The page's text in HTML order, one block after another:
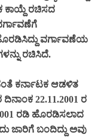
ಕಾಯ್ದೆ ರಚಿಸದ
ವರ್ಗಾವಣೆಯ
ರಚಿಸಿದೆ.
ಕರ್ನಾಟಕ ಆಡಳಿತ
22.11.2001 ರ
ರಡಿ ಹೊರಡಿಸಲಾದ
ಜಾರಿಗೆ ಬಂದಿದ್ದು ಅವು